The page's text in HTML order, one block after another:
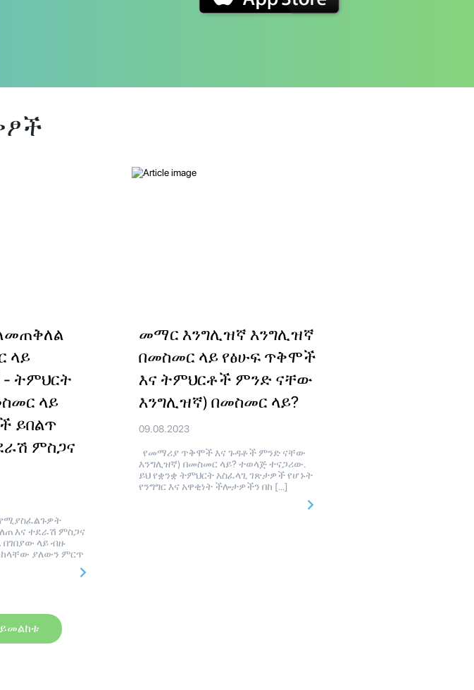
ላይ
ትምህርት
ላይ
ይበልጥ
ምስጋና
እና ተደራሽ ምስጋና
ላይ ብዙ
ያለውን ምርጥ
መማር እንግሊዝኛ እንግሊዝኛ
በመስመር ላይ የፅሁፍ ጥቅሞች
እና ትምህርቶች ምንድ ናቸው
እንግሊዝኛ) በመስመር ላይ?
09.08.2023
የመማሪያ ጥቅሞች እና ጉዳቶች ምንድ ናቸው
እንግሊዝኛ) በመስመር ላይ? ተወላጅ ተናጋሪው.
ይህ የቋንቋ ትምህርት አስፈላጊ ገጽታዎች የሆኑት
የንግግር እና አዋቂነት ችሎታዎችን በከ […]